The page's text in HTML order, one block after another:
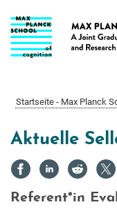
Startseite - Max Planck
Aktuelle
Referent*in